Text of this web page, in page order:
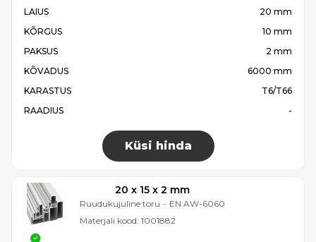
LAIUS
20 mm
KÕRGUS
10 mm
PAKSUS
2 mm
KÕVADUS
6000 mm
KARASTUS
T6/T66
RAADIUS
-
Küsi hinda
20 x 15 x 2 mm
Ruudukujuline toru - EN AW-6060
Materjali kood: 1001882